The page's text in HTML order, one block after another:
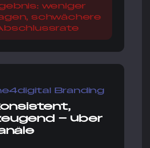
weniger
schwächere
Branding
– über